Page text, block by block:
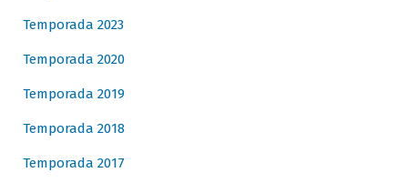
Temporada 2023
Temporada 2020
Temporada 2019
Temporada 2018
Temporada 2017